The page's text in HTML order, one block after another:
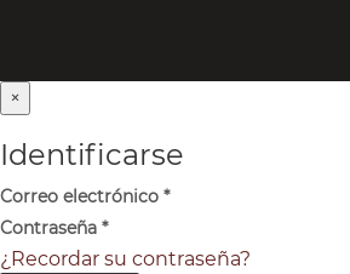
×
Identificarse
Correo electrónico *
Contraseña *
¿Recordar su contraseña?